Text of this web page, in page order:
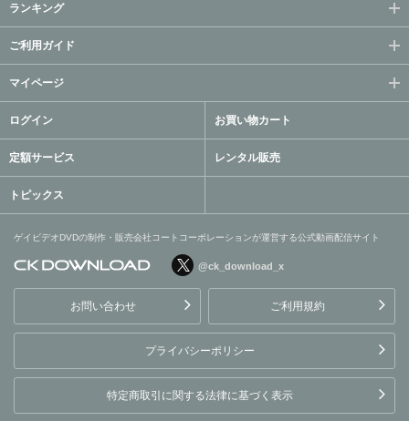
ランキング
ご利用ガイド
マイページ
ログイン お買い物カート
定額サービス レンタル販売
トピックス
ゲイビデオDVDの制作・販売会社コートコーポレーションが運営する公式動画配信サイト
ョンが運営する公式動画配
信サイト
@ck_download_x
お問い合わせ ご利用規約
プライバシーポリシー
特定商取引に関する法律に基づく表示